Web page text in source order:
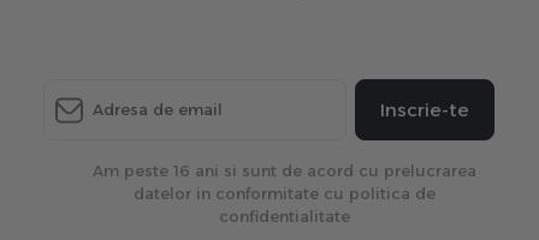
Inscrie-te
Am peste 16 ani si sunt de acord cu prelucrarea
datelor in conformitate cu politica de
confidentialitate